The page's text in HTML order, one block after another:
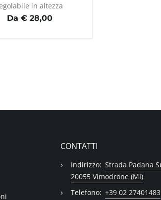
in altezza
Da € 28,00
CONTATTI
Indirizzo: Strada Padana
20055 Vimodrone (MI)
Telefono: +39 02 27401483